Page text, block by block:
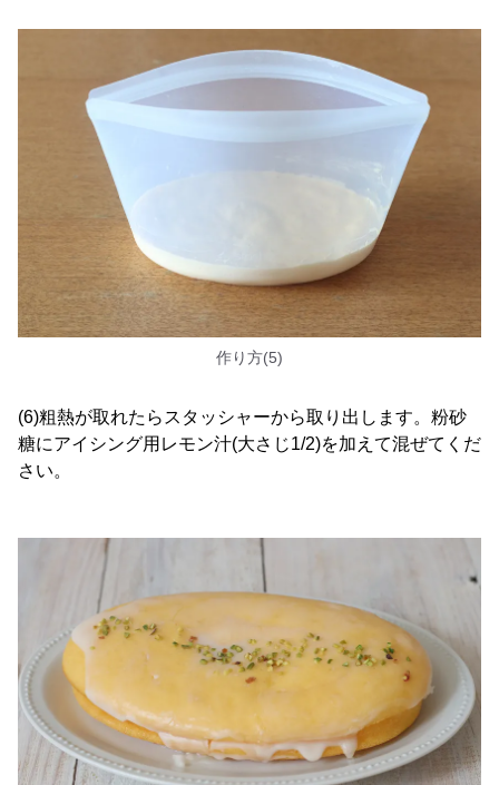
作り方(5)
(6)粗熱が取れたらスタッシャーから取り出します。粉砂
糖にアイシング用レモン汁(大さじ1/2)を加えて混ぜてくだ
さい。